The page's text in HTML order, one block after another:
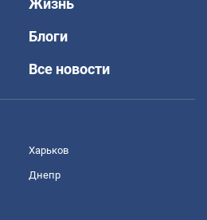
Блоги
Все новости
Харьков
Днепр